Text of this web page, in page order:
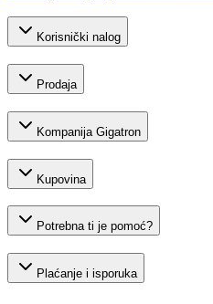
Korisnički nalog
Prodaja
Kompanija Gigatron
Kupovina
Potrebna ti je pomoć?
Plaćanje i isporuka